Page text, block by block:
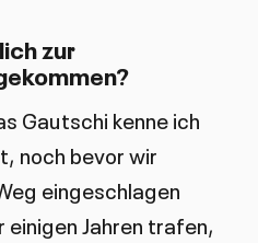
zur
Gautschi kenne ich
noch bevor wir
eingeschlagen
einigen Jahren trafen,